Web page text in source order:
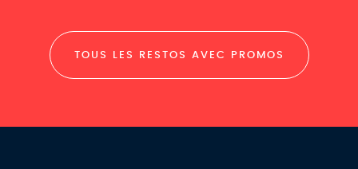
TOUS LES RESTOS AVEC PROMOS